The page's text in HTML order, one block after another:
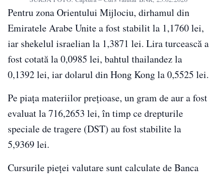
Pentru zona Orientului Mijlociu, dirhamul din
Emiratele Arabe Unite a fost stabilit la 1,1760 lei,
iar shekelul israelian la 1,3871 lei. Lira turcească a
fost cotată la 0,0985 lei, bahtul thailandez la
0,1392 lei, iar dolarul din Hong Kong la 0,5525 lei.
Pe piața materiilor prețioase, un gram de aur a fost
evaluat la 716,2653 lei, în timp ce drepturile
speciale de tragere (DST) au fost stabilite la
5,9369 lei.
Cursurile pieței valutare sunt calculate de Banca